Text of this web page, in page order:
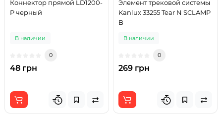
Коннектор прямой LD1200-
P черный
В наличии
0
48 грн
Элемент трековой системы
Kanlux 33255 Tear N SCLAMP
B
В наличии
0
269 грн